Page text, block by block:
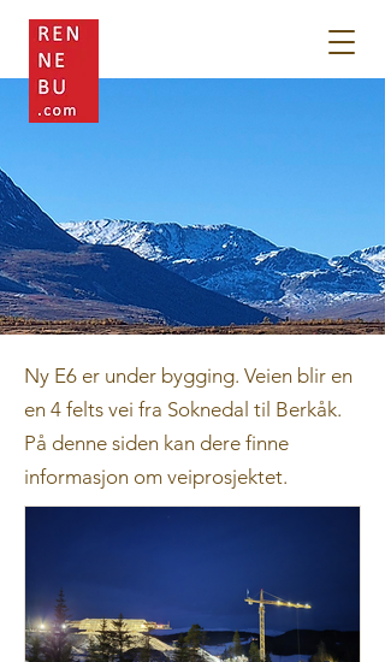
Ny E6 er under bygging. Veien blir en
en 4 felts vei fra Soknedal til Berkåk.
På denne siden kan dere finne
informasjon om veiprosjektet.